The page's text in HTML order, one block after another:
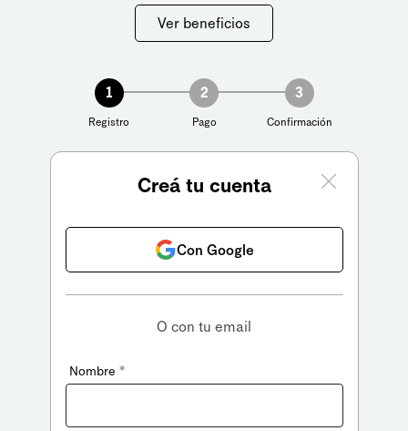
Ver beneficios
1
Registro
2
Pago
3
Confirmación
Creá tu cuenta
Con Google
O con tu email
Nombre *